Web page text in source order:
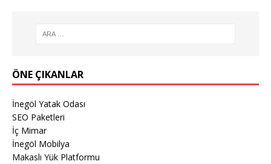
ÖNE ÇIKANLAR
İnegöl Yatak Odası
SEO Paketleri
İç Mimar
İnegöl Mobilya
Makaslı Yük Platformu